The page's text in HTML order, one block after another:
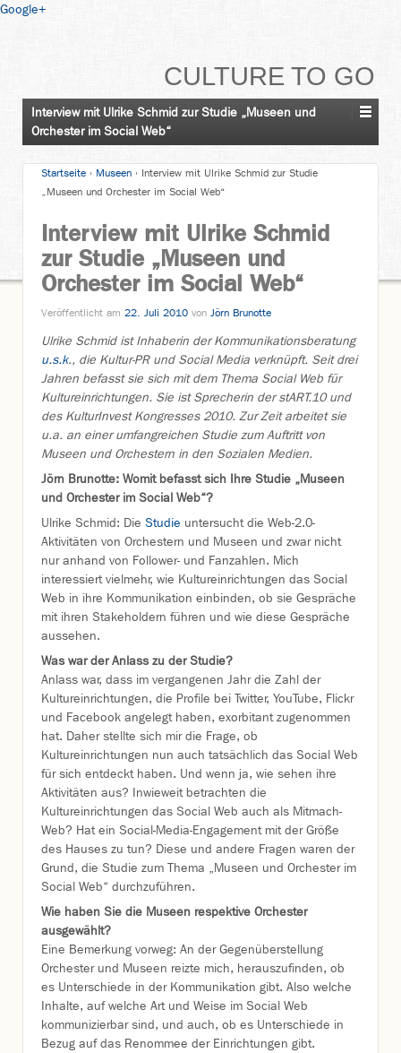
Google+
CULTURE TO GO
Interview mit Ulrike Schmid zur Studie „Museen und
Orchester im Social Web“
Startseite › Museen › Interview mit Ulrike Schmid zur Studie
„Museen und Orchester im Social Web“
Interview mit Ulrike Schmid
zur Studie „Museen und
Orchester im Social Web“
Veröffentlicht am 22. Juli 2010 von Jörn Brunotte
Ulrike Schmid ist Inhaberin der Kommunikationsberatung
u.s.k., die Kultur-PR und Social Media verknüpft. Seit drei
Jahren befasst sie sich mit dem Thema Social Web für
Kultureinrichtungen. Sie ist Sprecherin der stART.10 und
des KulturInvest Kongresses 2010. Zur Zeit arbeitet sie
u.a. an einer umfangreichen Studie zum Auftritt von
Museen und Orchestern in den Sozialen Medien.
Jörn Brunotte: Womit befasst sich Ihre Studie „Museen
und Orchester im Social Web“?
Ulrike Schmid: Die Studie untersucht die Web-2.0-
Aktivitäten von Orchestern und Museen und zwar nicht
nur anhand von Follower- und Fanzahlen. Mich
interessiert vielmehr, wie Kultureinrichtungen das Social
Web in ihre Kommunikation einbinden, ob sie Gespräche
mit ihren Stakeholdern führen und wie diese Gespräche
aussehen.
Was war der Anlass zu der Studie?
Anlass war, dass im vergangenen Jahr die Zahl der
Kultureinrichtungen, die Profile bei Twitter, YouTube, Flickr
und Facebook angelegt haben, exorbitant zugenommen
hat. Daher stellte sich mir die Frage, ob
Kultureinrichtungen nun auch tatsächlich das Social Web
für sich entdeckt haben. Und wenn ja, wie sehen ihre
Aktivitäten aus? Inwieweit betrachten die
Kultureinrichtungen das Social Web auch als Mitmach-
Web? Hat ein Social-Media-Engagement mit der Größe
des Hauses zu tun? Diese und andere Fragen waren der
Grund, die Studie zum Thema „Museen und Orchester im
Social Web“ durchzuführen.
Wie haben Sie die Museen respektive Orchester
ausgewählt?
Eine Bemerkung vorweg: An der Gegenüberstellung
Orchester und Museen reizte mich, herauszufinden, ob
es Unterschiede in der Kommunikation gibt. Also welche
Inhalte, auf welche Art und Weise im Social Web
kommunizierbar sind, und auch, ob es Unterschiede in
Bezug auf das Renommee der Einrichtungen gibt.